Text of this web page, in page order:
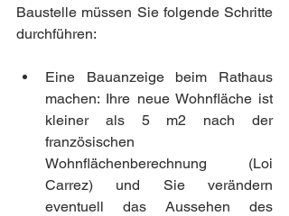
Baustelle müssen Sie folgende Schritte
durchführen:
Eine Bauanzeige beim Rathaus
machen: Ihre neue Wohnfläche ist
kleiner als 5 m2 nach der
französischen
Wohnflächenberechnung (Loi
Carrez) und Sie verändern
eventuell das Aussehen des